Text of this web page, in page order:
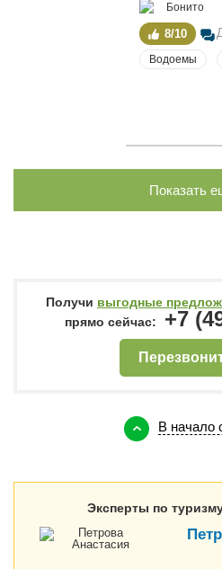
Бонито
8/10
Водоемы
Показать
Получи выгодные
прямо сейчас:
+7
В начало
Эксперты по